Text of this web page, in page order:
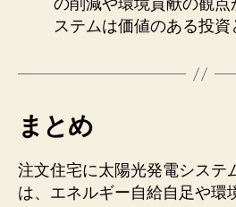
の削減や環境貢献の観
ステムは価値のある投資
まとめ
注文住宅に太陽光発電システ
は、エネルギー自給自足や環